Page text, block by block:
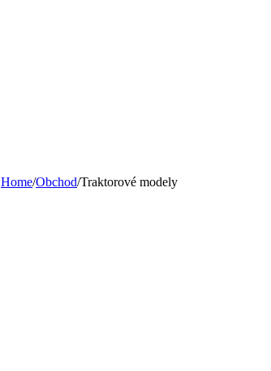
Home/Obchod/Traktorové modely